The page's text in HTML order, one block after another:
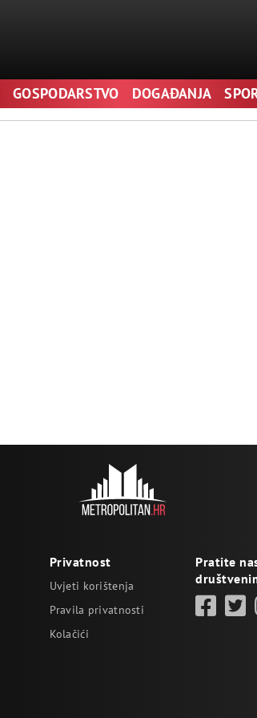
GOSPODARSTVO DOGAĐANJA
Privatnost
Uvjeti korištenja
Pravila privatnosti
Kolačići
Pratite